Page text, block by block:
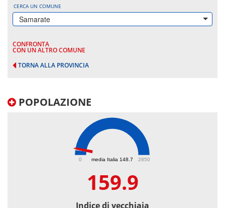
CERCA UN COMUNE
Samarate
CONFRONTA
CON UN ALTRO COMUNE
TORNA ALLA PROVINCIA
POPOLAZIONE
media Italia 148.7
0 2850
159.9
Indice di vecchiaia